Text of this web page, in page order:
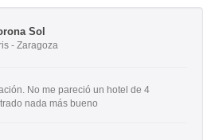
Sol
- Zaragoza
No me pareció un hotel de 4
nada más bueno